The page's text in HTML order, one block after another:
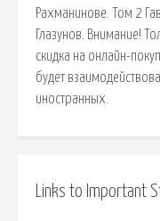
Рахманинове. Том 2
Глазунов. Внимание!
скидка на онлайн-
будет
иностранных.
Links to Important